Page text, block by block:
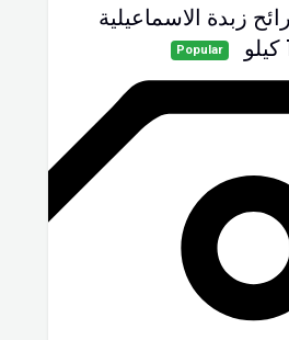
زبدة الاسماعيلية
Popular